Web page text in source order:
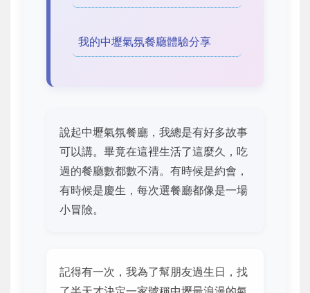
我的中壢氣氛餐廳體驗分享
說起中壢氣氛餐廳，我總是有好多故事
可以講。畢竟在這裡生活了這麼久，吃
過的餐廳數都數不清。有時候是約會，
有時候是慶生，每次選餐廳都像是一場
小冒險。
記得有一次，我為了幫朋友過生日，找